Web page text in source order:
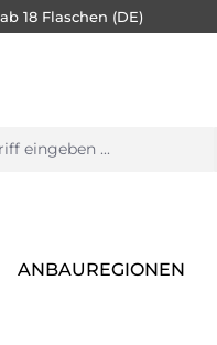
springen
18 Flaschen (DE)
ANBAUREGIONEN